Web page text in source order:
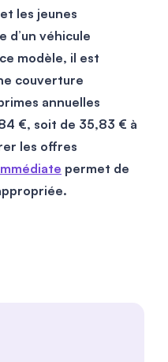
les jeunes
d’un véhicule
modèle, il est
couverture
annuelles
€, soit de 35,83 € à
les offres
permet de